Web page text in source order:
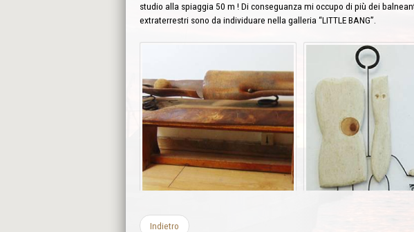
studio alla spiaggia 50 m ! Di conseguanza mi occupo di più dei
extraterrestri sono da individuare nella galleria “LITTLE BANG”.
Indietro